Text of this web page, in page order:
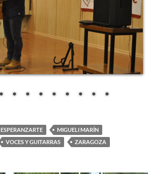
ESPERANZARTE
MIGUELI MARÍN
VOCES Y GUITARRAS ZARAGOZA